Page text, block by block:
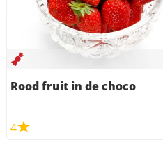
Rood fruit in de choco
4